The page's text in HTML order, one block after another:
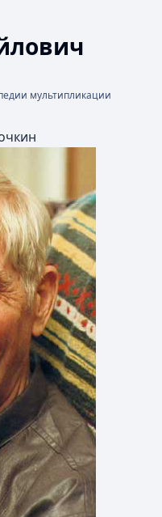
мультипликации